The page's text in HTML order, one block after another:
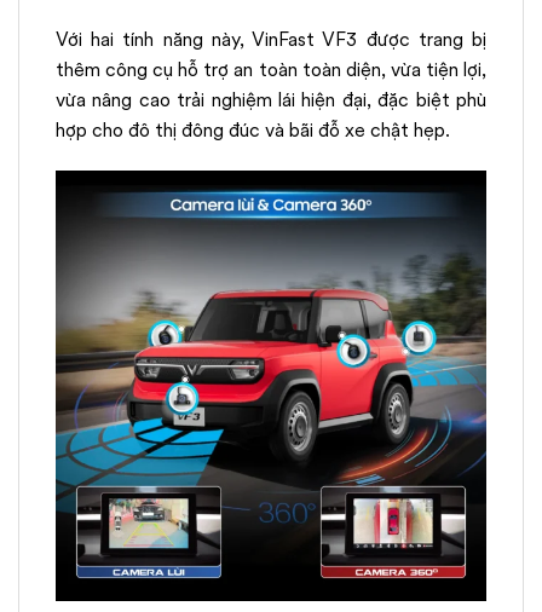
Với hai tính năng này, VinFast VF3 được trang bị
thêm công cụ hỗ trợ an toàn toàn diện, vừa tiện lợi,
vừa nâng cao trải nghiệm lái hiện đại, đặc biệt phù
hợp cho đô thị đông đúc và bãi đỗ xe chật hẹp.